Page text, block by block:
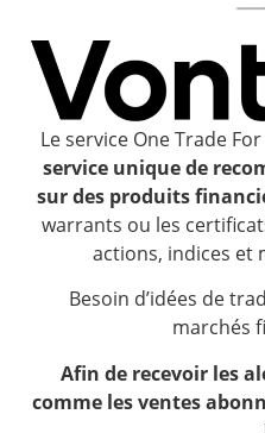
Le service One Trade
service unique de
sur des produits
warrants ou les
actions, indices et
Besoin d’idées de
marchés
Afin de recevoir les
comme les ventes a